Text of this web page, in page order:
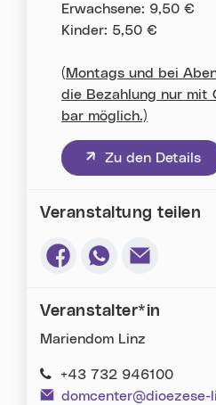
Erwachsene: 9,50 €
Kinder: 5,50 €
(Montags und bei
die Bezahlung nur mit
bar möglich.)
Zu den Details
(neues Fenster)
Veranstaltung teilen
Veranstalter*in
Mariendom Linz
+43 732 946100
domcenter@dioezese-